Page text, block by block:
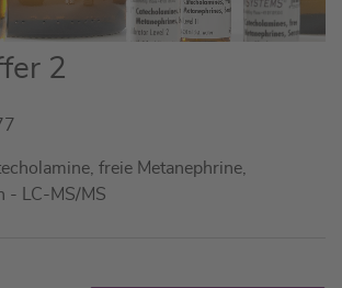
2
freie Metanephrine,
- LC-MS/MS